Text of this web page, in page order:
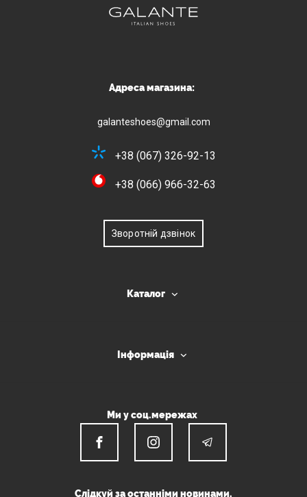
Адреса магазина:
galanteshoes@gmail.com
+38 (067) 326-92-13
+38 (066) 966-32-63
Зворотній дзвінок
Каталог
Інформація
Ми у соц.мережах
Слідкуй за останніми новинами.